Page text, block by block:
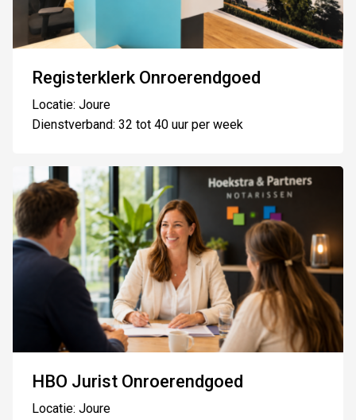
Registerklerk Onroerendgoed
Locatie: Joure
Dienstverband: 32 tot 40 uur per week
HBO Jurist Onroerendgoed
Locatie: Joure